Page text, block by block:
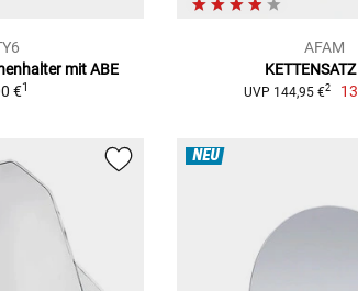
mit ABE
€1
AFAM
UVP 144,95 €2
NEU